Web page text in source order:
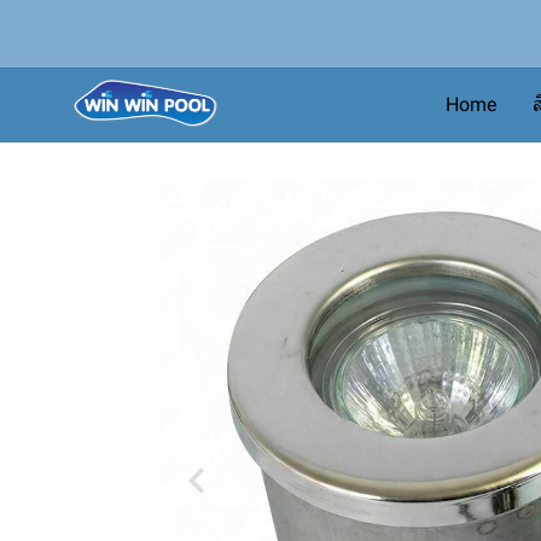
Home